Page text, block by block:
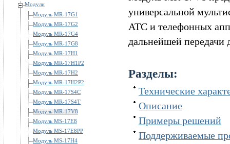
Модули
Модуль MR-17G1
Модуль MR-17G2
Модуль MR-17G4
Модуль MR-17G8
Модуль MR-17H1
Модуль MR-17H1P2
Модуль MR-17H2
Модуль MR-17H2P2
Модуль MR-17S4C
Модуль MR-17S4T
Модуль MR-17V8
Модуль MS-17E8
Модуль MS-17E8PP
Модуль MS-17H4
универсальной
АТС и телефонных
дальнейшей передачи
Разделы:
Технические
Описание
Примеры решений
Поддерживаемые